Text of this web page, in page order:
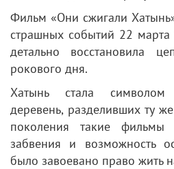
Фильм «Они сжигали
страшных событий 22
детально восстановила
рокового дня.
Хатынь стала символом
деревень, разделивших ту
поколения такие
забвения и возможность
было завоевано право жить